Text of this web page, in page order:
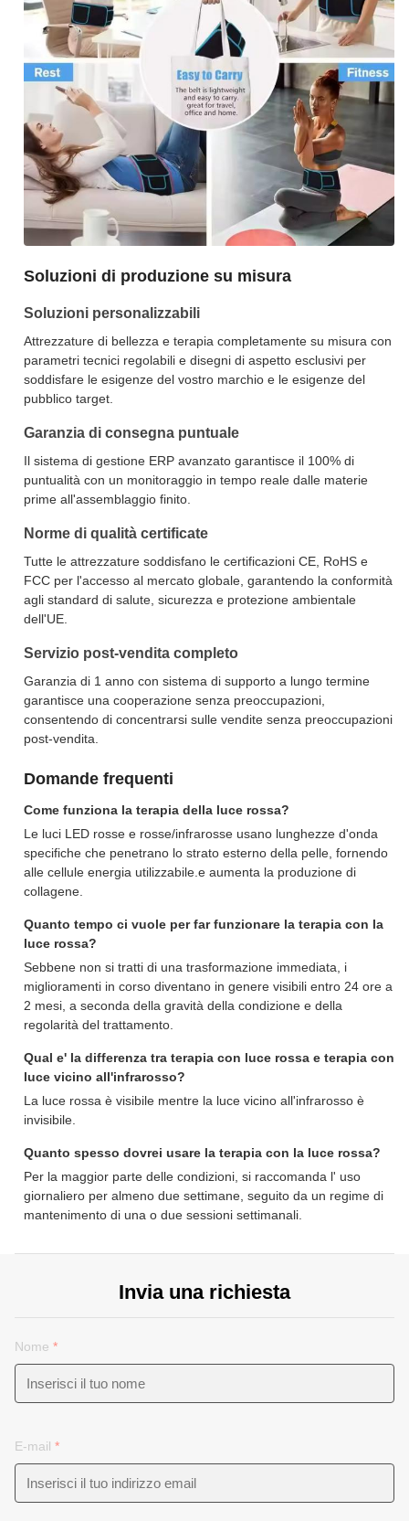
Soluzioni di produzione su misura
Soluzioni personalizzabili
Attrezzature di bellezza e terapia completamente su misura con
parametri tecnici regolabili e disegni di aspetto esclusivi per
soddisfare le esigenze del vostro marchio e le esigenze del
pubblico target.
Garanzia di consegna puntuale
Il sistema di gestione ERP avanzato garantisce il 100% di
puntualità con un monitoraggio in tempo reale dalle materie
prime all'assemblaggio finito.
Norme di qualità certificate
Tutte le attrezzature soddisfano le certificazioni CE, RoHS e
FCC per l'accesso al mercato globale, garantendo la conformità
agli standard di salute, sicurezza e protezione ambientale
dell'UE.
Servizio post-vendita completo
Garanzia di 1 anno con sistema di supporto a lungo termine
garantisce una cooperazione senza preoccupazioni,
consentendo di concentrarsi sulle vendite senza preoccupazioni
post-vendita.
Domande frequenti
Come funziona la terapia della luce rossa?
Le luci LED rosse e rosse/infrarosse usano lunghezze d'onda
specifiche che penetrano lo strato esterno della pelle, fornendo
alle cellule energia utilizzabile.e aumenta la produzione di
collagene.
Quanto tempo ci vuole per far funzionare la terapia con la
luce rossa?
Sebbene non si tratti di una trasformazione immediata, i
miglioramenti in corso diventano in genere visibili entro 24 ore a
2 mesi, a seconda della gravità della condizione e della
regolarità del trattamento.
Qual e' la differenza tra terapia con luce rossa e terapia con
luce vicino all'infrarosso?
La luce rossa è visibile mentre la luce vicino all'infrarosso è
invisibile.
Quanto spesso dovrei usare la terapia con la luce rossa?
Per la maggior parte delle condizioni, si raccomanda l' uso
giornaliero per almeno due settimane, seguito da un regime di
mantenimento di una o due sessioni settimanali.
Invia una richiesta
Nome *
E-mail *